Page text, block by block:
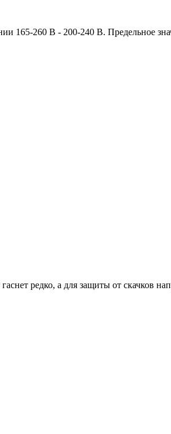
165-260 В - 200-240 В. Предельное
редко, а для защиты от скачков